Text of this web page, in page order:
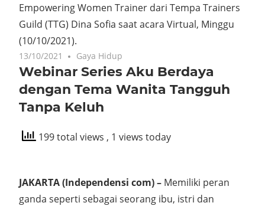
Empowering Women Trainer dari Tempa Trainers
Guild (TTG) Dina Sofia saat acara Virtual, Minggu
(10/10/2021).
13/10/2021 Gaya Hidup
Webinar Series Aku Berdaya
dengan Tema Wanita Tangguh
Tanpa Keluh
199 total views , 1 views today
JAKARTA (Independensi com) – Memiliki peran
ganda seperti sebagai seorang ibu, istri dan